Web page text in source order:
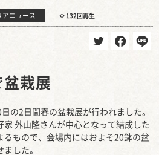
アニュース 132回再生
盆栽展
の2日間春の盆栽展が行われました。
家 外山隆さんが中心となって結成した
るもので、会場内にはおよそ20鉢の盆
した。